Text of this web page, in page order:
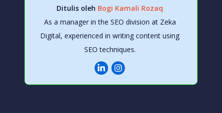
Ditulis oleh Bogi Kamali Rozaq
As a manager in the SEO division at Zeka
Digital, experienced in writing content using
SEO techniques.